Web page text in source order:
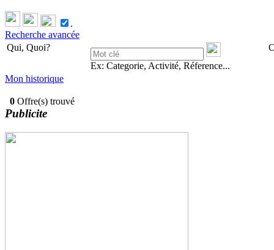
.
Recherche avancée
Qui, Quoi?
Ex: Categorie, Activité, Réference...
Mon historique
0 Offre(s) trouvé
Publicite